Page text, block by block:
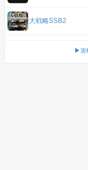
大戦略SSB2
▶攻